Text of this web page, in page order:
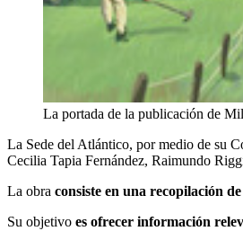
La portada de la publicación de
La Sede del Atlántico, por medio de su
Cecilia Tapia Fernández, Raimundo
La obra consiste en una recopilación
Su objetivo es ofrecer información